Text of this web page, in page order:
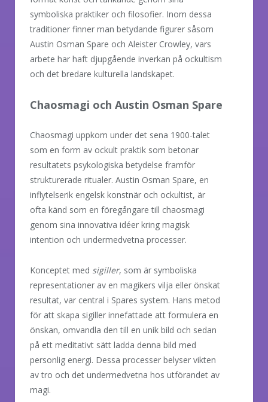
symboliska praktiker och filosofier. Inom dessa
traditioner finner man betydande figurer såsom
Austin Osman Spare och Aleister Crowley, vars
arbete har haft djupgående inverkan på ockultism
och det bredare kulturella landskapet.
Chaosmagi och Austin Osman Spare
Chaosmagi uppkom under det sena 1900-talet
som en form av ockult praktik som betonar
resultatets psykologiska betydelse framför
strukturerade ritualer. Austin Osman Spare, en
inflytelserik engelsk konstnär och ockultist, är
ofta känd som en föregångare till chaosmagi
genom sina innovativa idéer kring magisk
intention och undermedvetna processer.
Konceptet med sigiller, som är symboliska
representationer av en magikers vilja eller önskat
resultat, var central i Spares system. Hans metod
för att skapa sigiller innefattade att formulera en
önskan, omvandla den till en unik bild och sedan
på ett meditativt sätt ladda denna bild med
personlig energi. Dessa processer belyser vikten
av tro och det undermedvetna hos utförandet av
magi.